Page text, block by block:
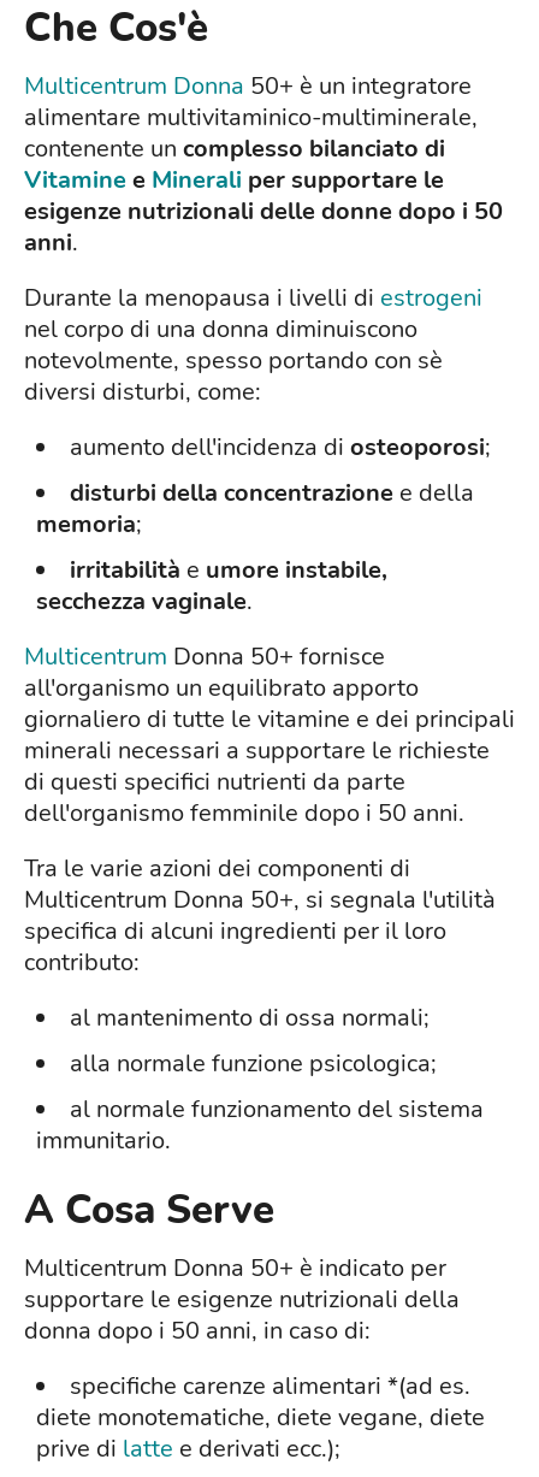
Che Cos'è
Multicentrum Donna 50+ è un integratore
alimentare multivitaminico-multiminerale,
contenente un complesso bilanciato di
Vitaminee Minerali persupportare le
esigenze nutrizionali delle donne dopo i 50
anni.
Durante la menopausa i livelli di estrogeni
nel corpo di una donna diminuiscono
notevolmente, spesso portando con sè
diversi disturbi, come:
aumento dell'incidenza di osteoporosi;
disturbi della concentrazione e della
memoria;
irritabilità e umore instabile,
secchezza vaginale.
Multicentrum Donna 50+ fornisce
all'organismo un equilibrato apporto
giornaliero di tutte le vitamine e dei principali
minerali necessari a supportare le richieste
di questi specifici nutrienti da parte
dell'organismo femminile dopo i 50 anni.
Tra le varie azioni dei componenti di
Multicentrum Donna 50+, si segnala l'utilità
specifica di alcuni ingredienti per il loro
contributo:
al mantenimento di ossa normali;
alla normale funzione psicologica;
al normale funzionamento del sistema
immunitario.
A Cosa Serve
Multicentrum Donna 50+ è indicato per
supportare le esigenze nutrizionali della
donna dopo i 50 anni, in caso di:
specifiche carenze alimentari *(ad es.
diete monotematiche, diete vegane, diete
prive di latte e derivati ecc.);